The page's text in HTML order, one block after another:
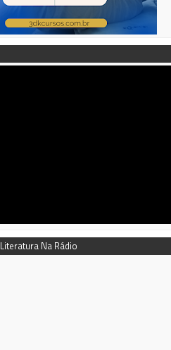
Na Rádio